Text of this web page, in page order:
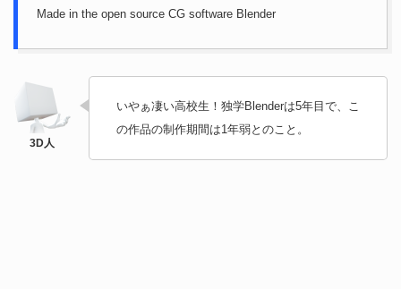
Made in the open source CG software Blender
いやぁ凄い高校生！独学Blenderは5年目で、こ
の作品の制作期間は1年弱とのこと。